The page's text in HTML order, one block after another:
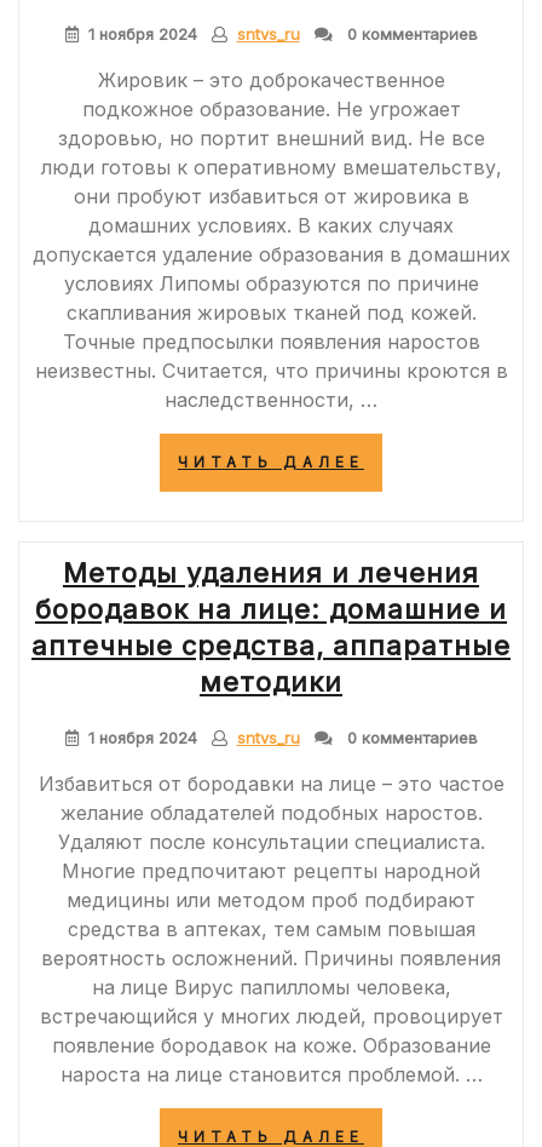
1 ноября 2024 sntvs_ru 0 комментариев
Жировик – это доброкачественное
подкожное образование. Не угрожает
здоровью, но портит внешний вид. Не все
люди готовы к оперативному вмешательству,
они пробуют избавиться от жировика в
домашних условиях. В каких случаях
допускается удаление образования в домашних
условиях Липомы образуются по причине
скапливания жировых тканей под кожей.
Точные предпосылки появления наростов
неизвестны. Считается, что причины кроются в
наследственности, …
ЧИТАТЬ ДАЛЕЕ
В
ДОМАШНИХ
УСЛОВИЯХ
И
Методы удаления и лечения
бородавок на лице: домашние и
аптечные средства, аппаратные
методики
1 ноября 2024 sntvs_ru 0 комментариев
Избавиться от бородавки на лице – это частое
желание обладателей подобных наростов.
Удаляют после консультации специалиста.
Многие предпочитают рецепты народной
медицины или методом проб подбирают
средства в аптеках, тем самым повышая
вероятность осложнений. Причины появления
на лице Вирус папилломы человека,
встречающийся у многих людей, провоцирует
появление бородавок на коже. Образование
нароста на лице становится проблемой. …
ЧИТАТЬ ДАЛЕЕ